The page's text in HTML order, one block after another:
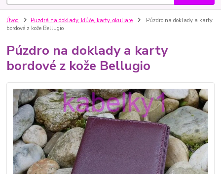
Úvod Puzdrá na doklady, kľúče, karty, okuliare
Púzdro na doklady a karty
bordové z kože Bellugio
Púzdro na doklady a karty
bordové z kože Bellugio